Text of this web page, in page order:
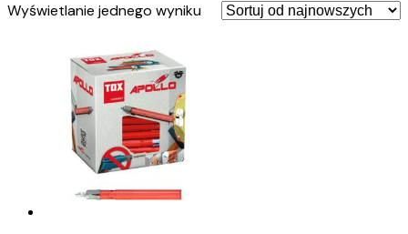
Wyświetlanie jednego wyniku